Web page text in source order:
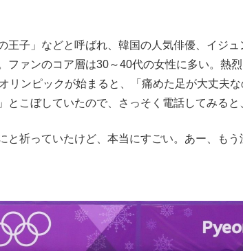
子」などと呼ばれ、韓国の人気俳優、イジュ
ファンのコア層は30～40代の女性に多い。熱
リンピックが始まると、「痛めた足が大丈夫
こぼしていたので、さっそく電話してみると
と祈っていたけど、本当にすごい。あー、もう